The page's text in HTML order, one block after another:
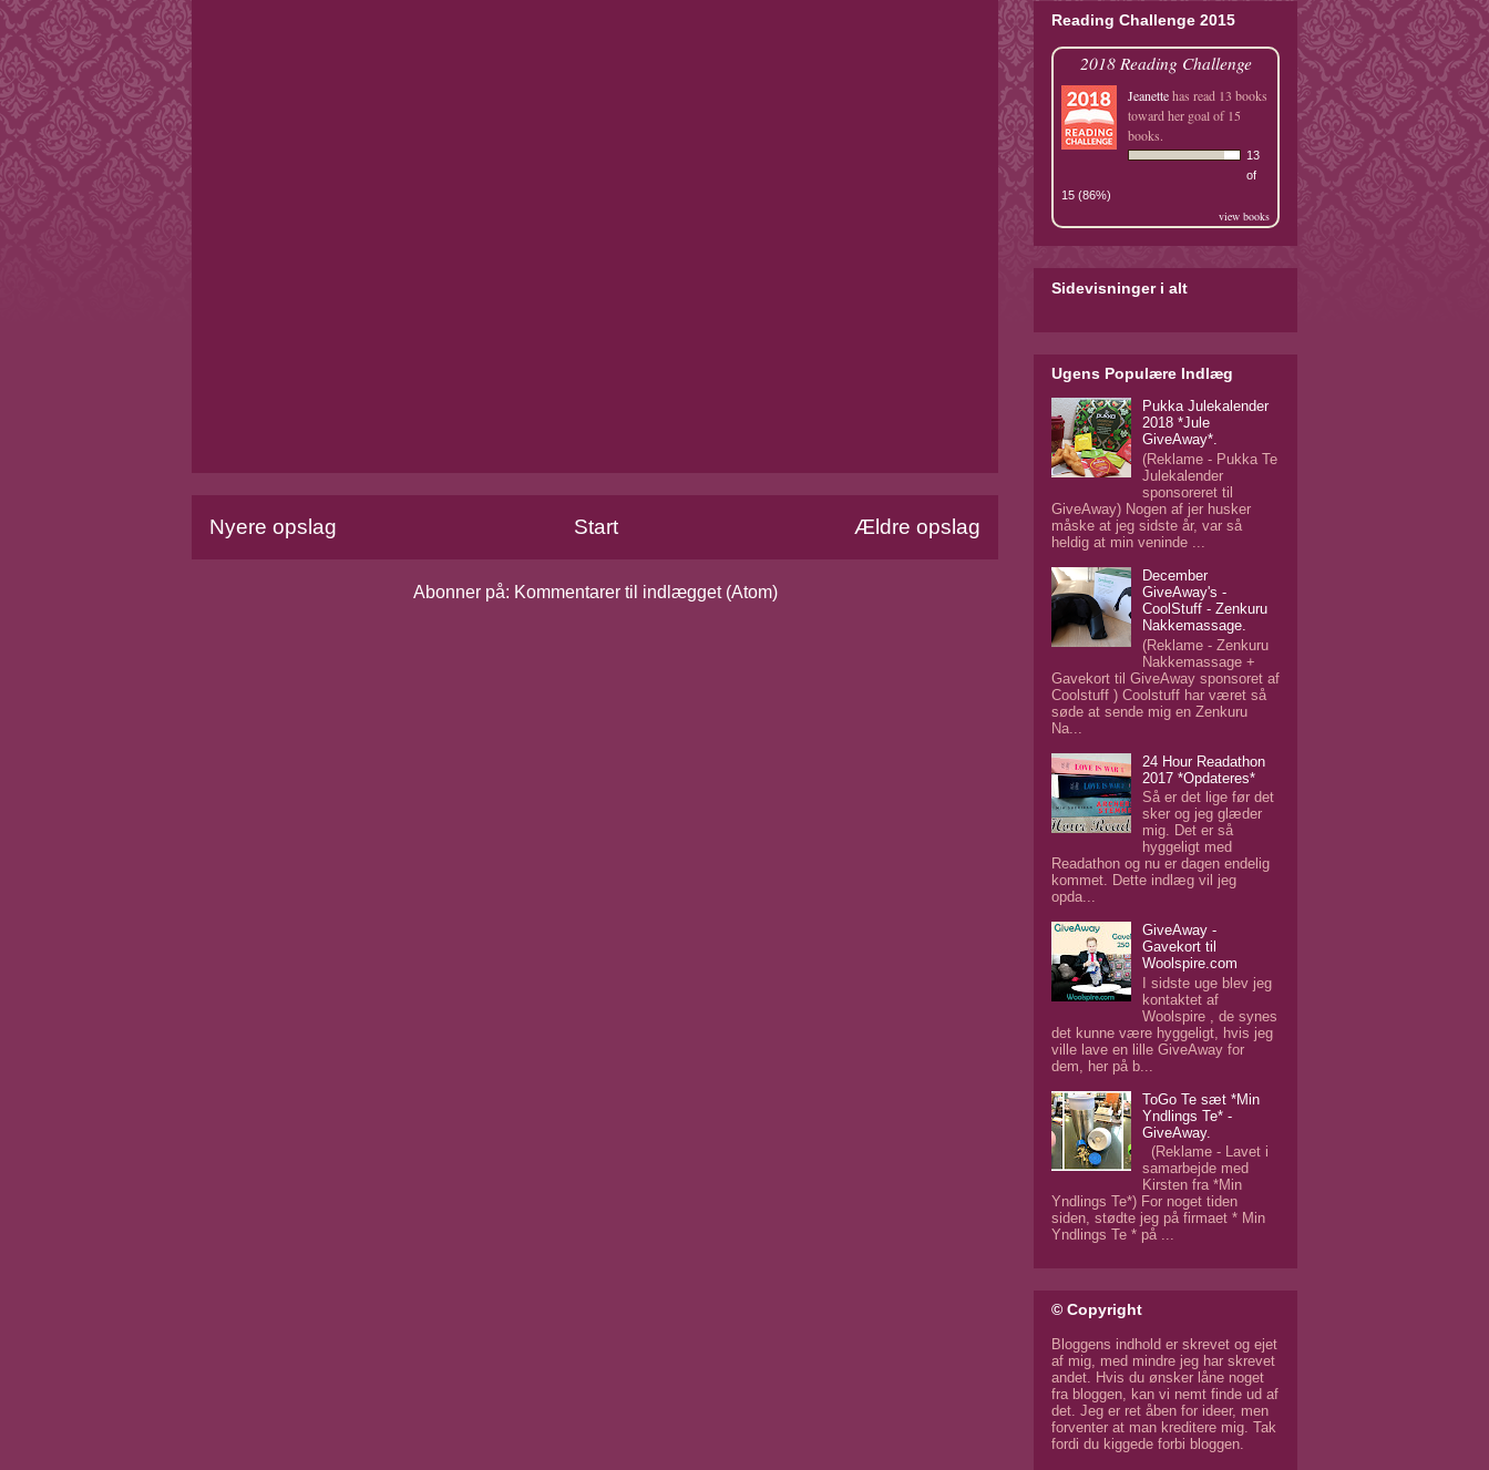
Nyere opslag Ældre opslag
Start
Abonner på: Kommentarer til indlægget (Atom)
Reading Challenge 2015
2018 Reading Challenge
Jeanettehas read 13 books
toward her goal of 15
books.
13
of
15 (86%)
view books
Sidevisninger i alt
Ugens Populære Indlæg
Pukka Julekalender
2018 *Jule
GiveAway*.
(Reklame - Pukka Te
Julekalender
sponsoreret til
GiveAway) Nogen af jer husker
måske at jeg sidste år, var så
heldig at min veninde ...
December
GiveAway's -
CoolStuff - Zenkuru
Nakkemassage.
(Reklame - Zenkuru
Nakkemassage +
Gavekort til GiveAway sponsoret af
Coolstuff ) Coolstuff har været så
søde at sende mig en Zenkuru
Na...
24 Hour Readathon
2017 *Opdateres*
Så er det lige før det
sker og jeg glæder
mig. Det er så
hyggeligt med
Readathon og nu er dagen endelig
kommet. Dette indlæg vil jeg
opda...
GiveAway -
Gavekort til
Woolspire.com
I sidste uge blev jeg
kontaktet af
Woolspire , de synes
det kunne være hyggeligt, hvis jeg
ville lave en lille GiveAway for
dem, her på b...
ToGo Te sæt *Min
Yndlings Te* -
GiveAway.
(Reklame - Lavet i
samarbejde med
Kirsten fra *Min
Yndlings Te*) For noget tiden
siden, stødte jeg på firmaet * Min
Yndlings Te * på ...
© Copyright
Bloggens indhold er skrevet og ejet
af mig, med mindre jeg har skrevet
andet. Hvis du ønsker låne noget
fra bloggen, kan vi nemt finde ud af
det. Jeg er ret åben for ideer, men
forventer at man kreditere mig. Tak
fordi du kiggede forbi bloggen.